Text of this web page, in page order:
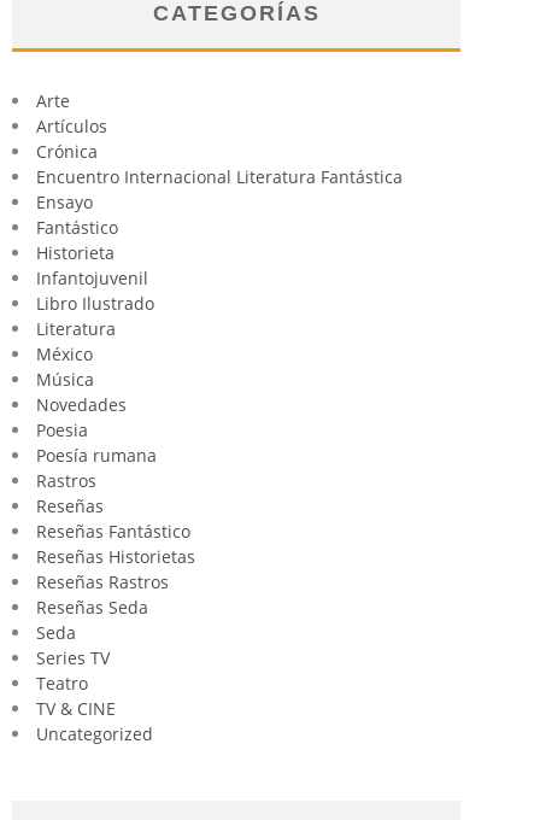
CATEGORÍAS
Arte
Artículos
Crónica
Encuentro Internacional Literatura Fantástica
Ensayo
Fantástico
Historieta
Infantojuvenil
Libro Ilustrado
Literatura
México
Música
Novedades
Poesia
Poesía rumana
Rastros
Reseñas
Reseñas Fantástico
Reseñas Historietas
Reseñas Rastros
Reseñas Seda
Seda
Series TV
Teatro
TV & CINE
Uncategorized